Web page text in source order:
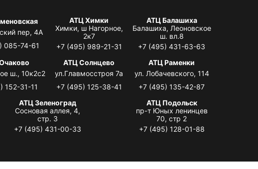
пер, 4А
085-74-61
АТЦ Химки
Химки, ш Нагорное,
2к7
+7 (495) 989-21-31
АТЦ Балашиха
Балашиха, Леоновское
ш. вл.8
+7 (495) 431-63-63
ш., 10к2с2
152-31-11
АТЦ Солнцево
ул.Главмосстроя 7а
+7 (495) 125-38-41
АТЦ Раменки
ул. Лобачевского, 114
+7 (495) 135-42-87
АТЦ Зеленоград
Сосновая аллея, 4,
стр. 3
+7 (495) 431-00-33
АТЦ Подольск
пр-т Юных ленинцев
70, стр 2
+7 (495) 128-01-88